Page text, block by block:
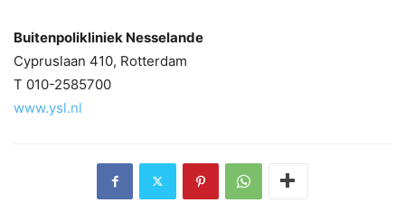
Buitenpolikliniek Nesselande
Cypruslaan 410, Rotterdam
T 010-2585700
www.ysl.nl